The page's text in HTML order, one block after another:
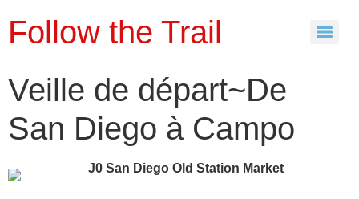
Follow the Trail
Veille de départ~De
San Diego à Campo